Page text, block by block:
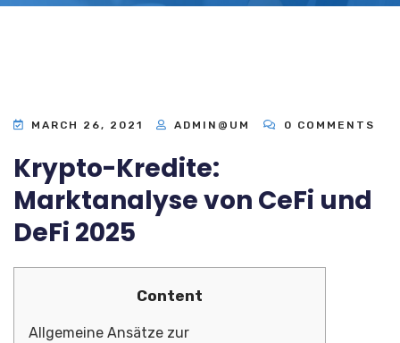
MARCH 26, 2021 ADMIN@UM 0 COMMENTS
Krypto-Kredite:
Marktanalyse von CeFi und
DeFi 2025
Content
Allgemeine Ansätze zur